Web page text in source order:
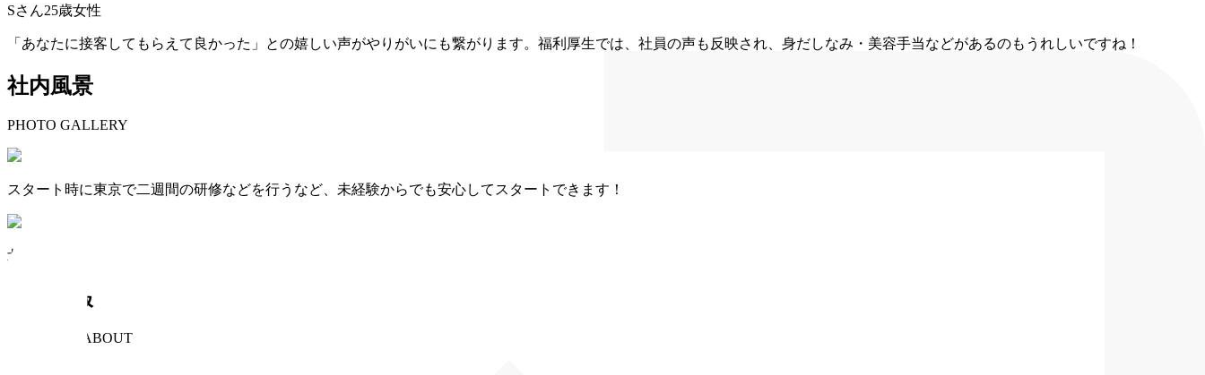
Sさん25歳女性
「あなたに接客してもらえて良かった」との嬉しい声がやりがいにも繋がります。福利厚生では、社員の声も反映され、身だしなみ・美容手当などがあるのもうれしいですね！
社内風景
PHOTO GALLERY
スタート時に東京で二週間の研修などを行うなど、未経験からでも安心してスタートできます！
北海道、東北、関東、東京、甲信越、北陸、中国地方などに100店舗展開。今後3年で250店舗へ！
会社情報
COMPANY ABOUT